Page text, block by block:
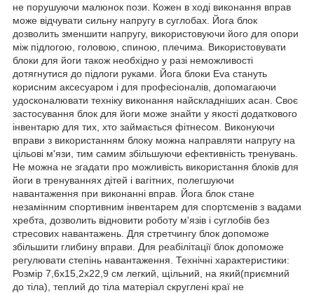
не порушуючи малюнок пози. Кожен в ході виконання вправ
може відчувати сильну напругу в суглобах. Йога блок
дозволить зменшити напругу, використовуючи його для опори
між підлогою, головою, спиною, плечима. Використовувати
блоки для йоги також необхідно у разі неможливості
дотягнутися до підлоги руками. Йога блоки Eva стануть
корисним аксесуаром і для професіоналів, допомагаючи
удосконалювати техніку виконання найскладніших асан. Своє
застосування блок для йоги може знайти у якості додаткового
інвентарю для тих, хто займається фітнесом. Виконуючи
вправи з використанням блоку можна направляти напругу на
цільові м'язи, тим самим збільшуючи ефективність тренувань.
Не можна не згадати про можливість використання блоків для
йоги в тренуваннях дітей і вагітних, полегшуючи
навантаження при виконанні вправ. Йога блок стане
незамінним спортивним інвентарем для спортсменів з вадами
хребта, дозволить відновити роботу м'язів і суглобів без
стресових навантажень. Для стретчингу блок допоможе
збільшити глибину вправи. Для реабілітації блок допоможе
регулювати степінь навантаження. Технічні характеристики:
Розмір 7,6x15,2x22,9 см легкий, щільний, на який(приємний
до тіла), теплий до тіла матеріал скруглені краї не